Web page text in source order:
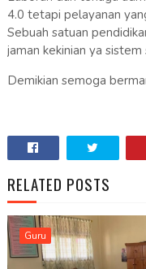
4.0 tetapi pelayanan
Sebuah satuan
jaman kekinian ya
Demikian semoga
RELATED POSTS
Guru